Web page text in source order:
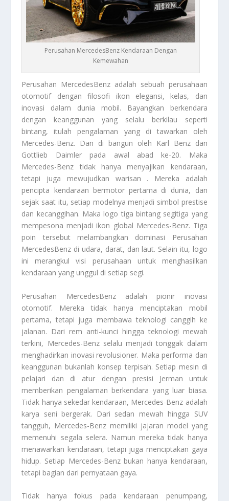
Perusahan MercedesBenz Kendaraan Dengan
Kemewahan
Perusahan MercedesBenz adalah sebuah perusahaan
otomotif dengan filosofi ikon elegansi, kelas, dan
inovasi dalam dunia mobil. Bayangkan berkendara
dengan keanggunan yang selalu berkilau seperti
bintang, itulah pengalaman yang di tawarkan oleh
Mercedes-Benz. Dan di bangun oleh Karl Benz dan
Gottlieb Daimler pada awal abad ke-20. Maka
Mercedes-Benz tidak hanya menyajikan kendaraan,
tetapi juga mewujudkan warisan . Mereka adalah
pencipta kendaraan bermotor pertama di dunia, dan
sejak saat itu, setiap modelnya menjadi simbol prestise
dan kecanggihan. Maka logo tiga bintang segitiga yang
mempesona menjadi ikon global Mercedes-Benz. Tiga
poin tersebut melambangkan dominasi
Perusahan
MercedesBenz di udara, darat, dan laut. Selain itu, logo
ini merangkul visi perusahaan untuk menghasilkan
kendaraan yang unggul di setiap segi.
Perusahan MercedesBenzadalah pionir inovasi
otomotif. Mereka tidak hanya menciptakan mobil
pertama, tetapi juga membawa teknologi canggih ke
jalanan. Dari rem anti-kunci hingga teknologi mewah
terkini, Mercedes-Benz selalu menjadi tonggak dalam
menghadirkan inovasi revolusioner. Maka performa dan
keanggunan bukanlah konsep terpisah. Setiap mesin di
pelajari dan di atur dengan presisi Jerman untuk
memberikan pengalaman berkendara yang luar biasa.
Tidak hanya sekedar kendaraan, Mercedes-Benz adalah
karya seni bergerak. Dari sedan mewah hingga SUV
tangguh, Mercedes-Benz memiliki jajaran model yang
memenuhi segala selera. Namun mereka tidak hanya
menawarkan kendaraan, tetapi juga menciptakan gaya
hidup. Setiap Mercedes-Benz bukan hanya kendaraan,
tetapi bagian dari pernyataan gaya.
Tidak hanya fokus pada kendaraan penumpang,